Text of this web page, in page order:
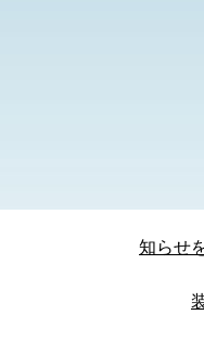
〉仏衣コレク
〉リーズナ
知らせ